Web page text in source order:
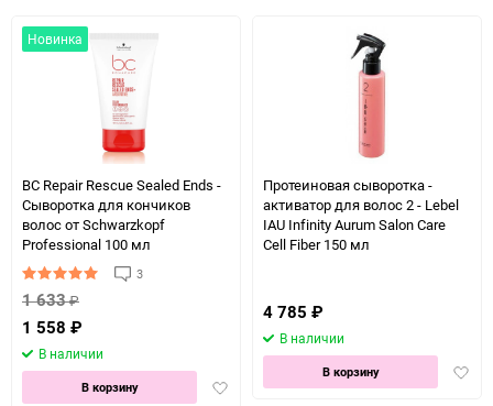
Новинка
BC Repair Rescue Sealed Ends -
Сыворотка для кончиков
волос от Schwarzkopf
Professional 100 мл
3
1 633₽
1 558 ₽
В наличии
Добавить
В корзину
Протеиновая сыворотка -
активатор для волос 2 - Lebel
IAU Infinity Aurum Salon Care
Cell Fiber 150 мл
4 785 ₽
В наличии
В корзину